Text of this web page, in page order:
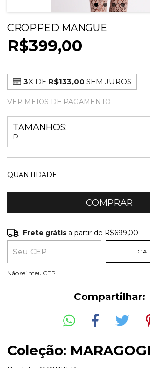
CROPPED MANGUE
R$399,00
3X DE R$133,00 SEM JUROS
VER MEIOS DE PAGAMENTO
TAMANHOS:
P
QUANTIDADE
Frete grátis R$699,00
Entregas para o CEP:
Frete grátis a partir de R$699,00
Não sei meu CEP
Compartilhar:
Coleção: